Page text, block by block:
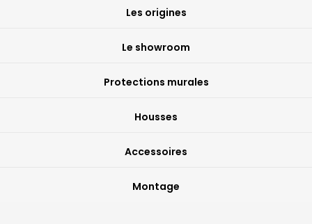
Les origines
Le showroom
Protections murales
Housses
Accessoires
Montage